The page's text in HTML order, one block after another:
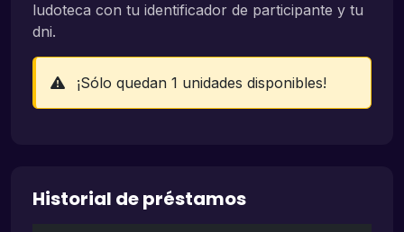
ludoteca con tu identificador de participante y tu
dni.
¡Sólo quedan 1 unidades disponibles!
Historial de préstamos